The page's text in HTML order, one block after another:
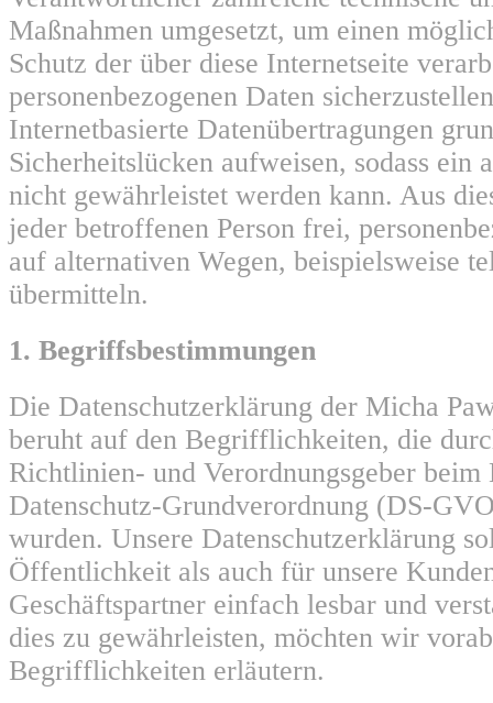
Maßnahmen umgesetzt, um einen
Schutz der über diese Internetseite
personenbezogenen Daten
Internetbasierte Datenübertragungen
Sicherheitslücken aufweisen, sodass ein
nicht gewährleistet werden kann. Aus
jeder betroffenen Person frei,
auf alternativen Wegen, beispielsweise
übermitteln.
1. Begriffsbestimmungen
Die Datenschutzerklärung der Micha
beruht auf den Begrifflichkeiten, die
Richtlinien- und Verordnungsgeber beim
Datenschutz-Grundverordnung (DS-
wurden. Unsere Datenschutzerklärung
Öffentlichkeit als auch für unsere
Geschäftspartner einfach lesbar und
dies zu gewährleisten, möchten wir
Begrifflichkeiten erläutern.